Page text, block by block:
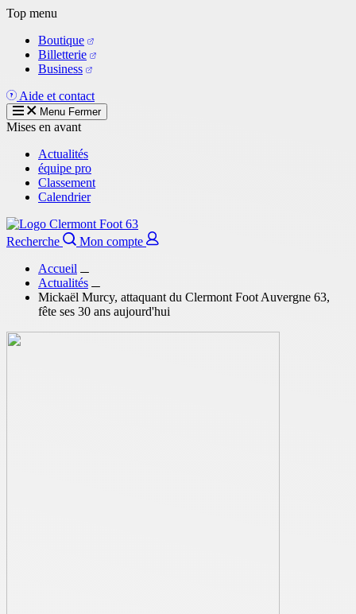
Aller
contenu
principal
Top menu
Boutique
Billetterie
Business
Aide et contact
Menu Fermer
Mises en avant
Actualités
équipe pro
Classement
Calendrier
Recherche
Mon compte
Accueil
Actualités
Mickaël Murcy, attaquant du Clermont Foot Auvergne 63,
fête ses 30 ans aujourd'hui